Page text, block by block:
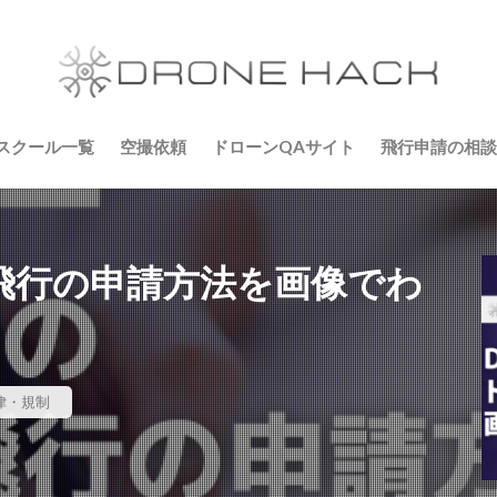
クール一覧 空撮依頼 ドローンQAサイト 飛行申請の相談
の申請方法を画像でわ
・規制